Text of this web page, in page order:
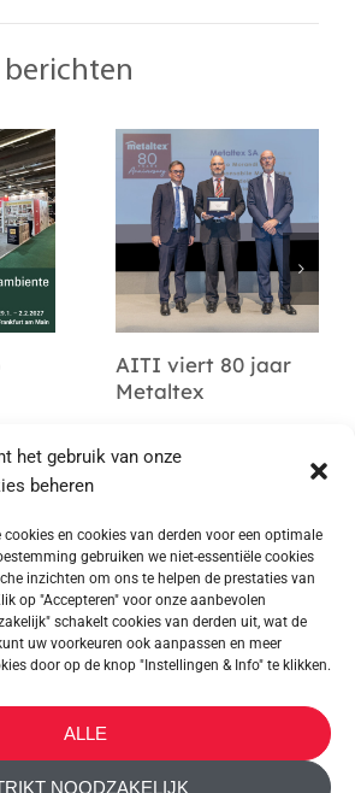
het gebruik van onze
beheren
en cookies van derden voor een optimale
gebruiken we niet-essentiële cookies
inzichten om ons te helpen de prestaties van
op "Accepteren" voor onze aanbevolen
schakelt cookies van derden uit, wat de
uw voorkeuren ook aanpassen en meer
door op de knop "Instellingen & Info" te klikken.
ALLE
NOODZAKELIJK
AITI viert 80 jaar
Metaltex
SA © 2023 Powered by Ticyweb